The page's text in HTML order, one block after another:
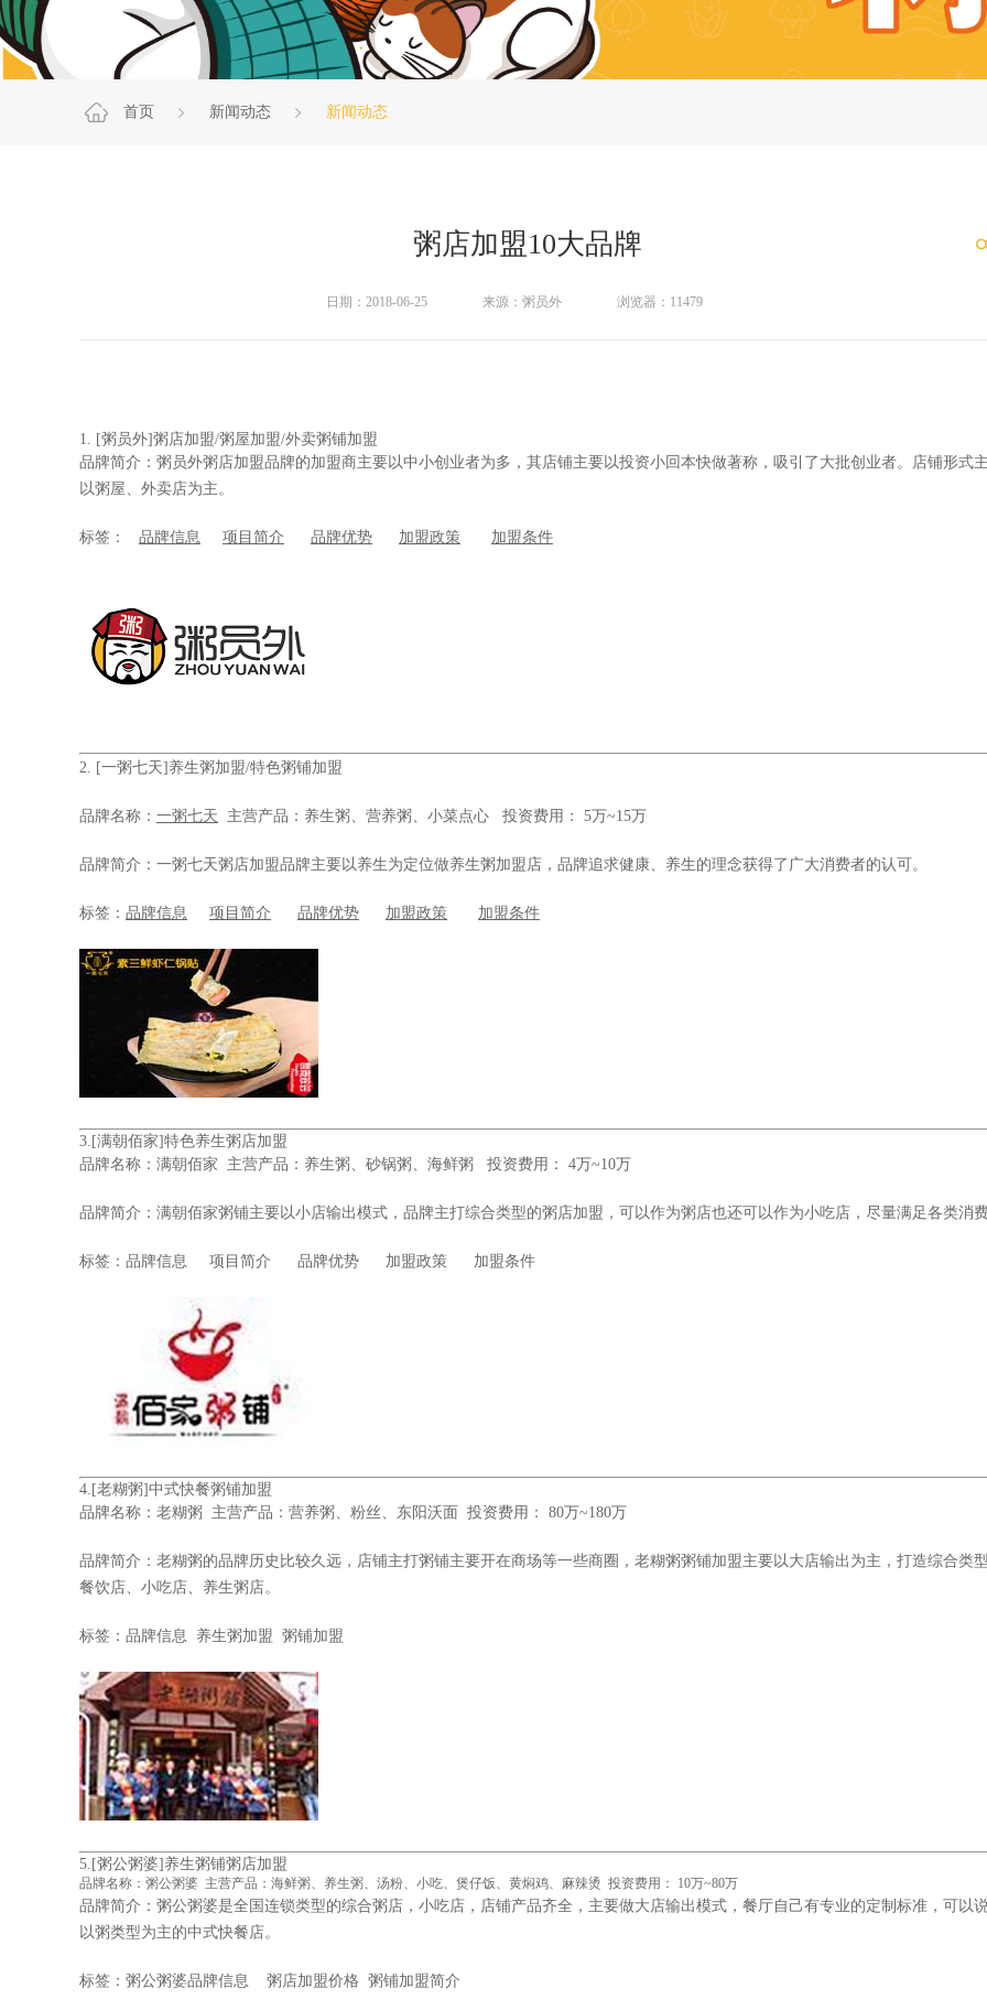
首页 新闻动态 新闻动态
粥店加盟10大品牌
日期：2018-06-25 来源：粥员外 浏览器：11479
1. [粥员外]粥店加盟/粥屋加盟/外卖粥铺加盟
品牌简介：粥员外粥店加盟品牌的加盟商主要以中小创业者为多，其店铺主要以投资小回本快做著称，吸引了大批创业者。店铺形式
以粥屋、外卖店为主。
标签： 品牌信息 项目简介 品牌优势 加盟政策 加盟条件
2. [一粥七天]养生粥加盟/特色粥铺加盟
品牌名称： 一粥七天 主营产品：养生粥、营养粥、小菜点心 投资费用： 5万~15万
品牌简介：一粥七天粥店加盟品牌主要以养生为定位做养生粥加盟店，品牌追求健康、养生的理念获得了广大消费者的认可。
标签： 品牌信息 项目简介 品牌优势 加盟政策 加盟条件
3. [满朝佰家]特色养生粥店加盟
品牌名称： 满朝佰家 主营产品：养生粥、砂锅粥、海鲜粥 投资费用： 4万~10万
品牌简介：满朝佰家粥铺主要以小店输出模式，品牌主打综合类型的粥店加盟，可以作为粥店也还可以作为小吃店，尽量满足各类消
标签： 品牌信息 项目简介 品牌优势 加盟政策 加盟条件
4. [老糊粥]中式快餐粥铺加盟
品牌名称： 老糊粥 主营产品：营养粥、粉丝、东阳沃面 投资费用： 80万~180万
品牌简介：老糊粥的品牌历史比较久远，店铺主打粥铺主要开在商场等一些商圈，老糊粥粥铺加盟主要以大店输出为主，打造综合类
餐饮店、小吃店、养生粥店。
标签： 品牌信息 养生粥加盟 粥铺加盟
5. [粥公粥婆]养生粥铺粥店加盟
品牌名称： 粥公粥婆 主营产品：海鲜粥、养生粥、汤粉、小吃、煲仔饭、黄焖鸡、麻辣烫 投资费用： 10万~80万
品牌简介：粥公粥婆是全国连锁类型的综合粥店，小吃店，店铺产品齐全，主要做大店输出模式，餐厅自己有专业的定制标准，可以
以粥类型为主的中式快餐店。
标签：粥公粥婆品牌信息 粥店加盟价格 粥铺加盟简介